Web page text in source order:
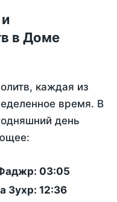
в Доме
каждая из
время. В
день
03:05
Зухр: 12:36